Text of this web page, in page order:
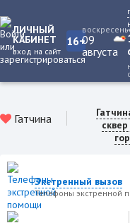
ЛИЧНЫЙ
КАБИНЕТ
вход на сайт
16+09
августа
Гатчина
Экстренный вызов
Телефоны экстренной